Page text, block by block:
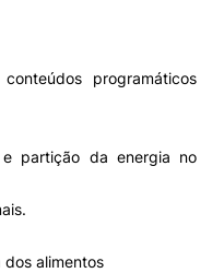
programáticos
e partição da energia no
alimentos